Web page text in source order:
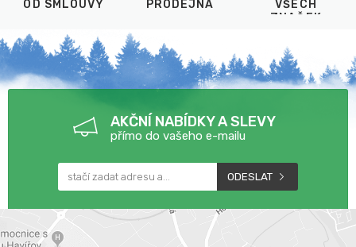
OD SMLOUVY
PRODEJNA
VŠECH
ZNAČEK
AKČNÍ NABÍDKY A SLEVY
přímo do vašeho e-mailu
ODESLAT